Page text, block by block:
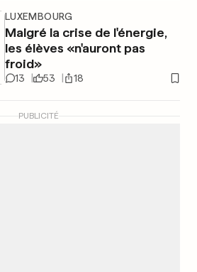
LUXEMBOURG
Malgré la crise de l'énergie,
les élèves «n'auront pas
froid»
13 53 18
PUBLICITÉ